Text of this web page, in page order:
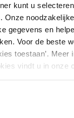
kunt u
Onze
gegevens en
Voor de beste
toestaan’. Meer
vindt u in onze
voor jou
–